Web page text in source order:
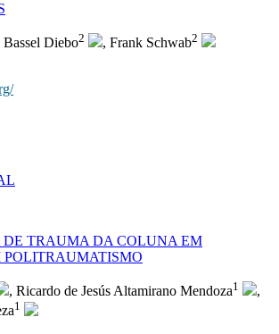
Bassel Diebo2 , Frank Schwab2
TRAUMA DA COLUNA EM
POLITRAUMATISMO
, Ricardo de Jesús Altamirano Mendoza1
,
1